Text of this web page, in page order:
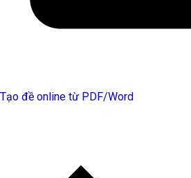
Tạo đề online từ PDF/Word